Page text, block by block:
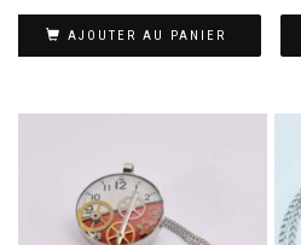
AJOUTER AU PANIER